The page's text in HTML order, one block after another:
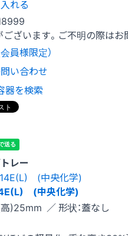
れる
ざいます。ご不明の際はお
員様限定）
い合わせ
器を検索
レー
(中央化学)
)25mm ／ 形状：蓋なし